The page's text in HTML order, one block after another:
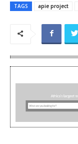
TAGS apie project